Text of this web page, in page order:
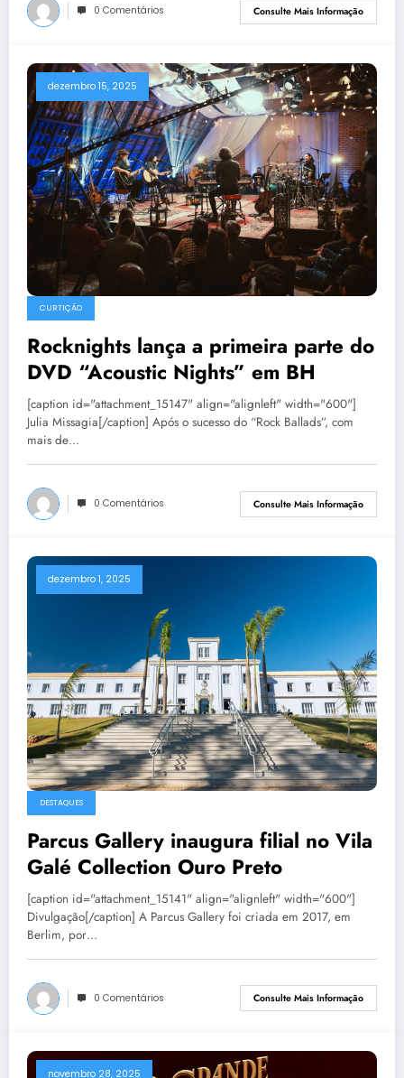
0 Comentários Consulte Mais Informação
dezembro 15, 2025
CURTIÇÃO
Rocknights lança a primeira parte do
DVD “Acoustic Nights” em BH
[caption id="attachment_15147" align="alignleft" width="600"]
Julia Missagia[/caption] Após o sucesso do “Rock Ballads”, com
mais de…
0 Comentários Consulte Mais Informação
dezembro 1, 2025
DESTAQUES
Parcus Gallery inaugura filial no Vila
Galé Collection Ouro Preto
[caption id="attachment_15141" align="alignleft" width="600"]
Divulgação[/caption] A Parcus Gallery foi criada em 2017, em
Berlim, por…
0 Comentários Consulte Mais Informação
novembro 28, 2025